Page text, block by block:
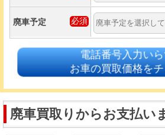
廃車予定
電話番号入力い
お車の買取価格を
廃車買取りからお支払い